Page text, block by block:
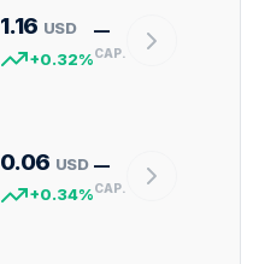
1.16 USD
+0.32%
—
CAP.
0.06 USD
+0.34%
—
CAP.